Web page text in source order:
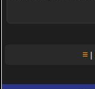
≡ |